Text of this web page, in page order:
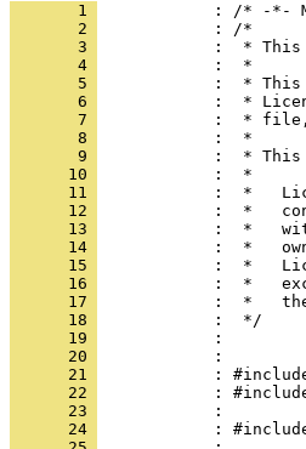
       1
: /* -*-
       2
       3
       4
       5
       6
       7
       8
       9
      10
      11
      12
      13
      14
      15
      16
      17
      18
      19
      20
      21
      22
      23
      24